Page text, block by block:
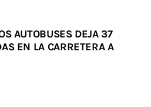
AUTOBUSES DEJA 37
EN LA CARRETERA A